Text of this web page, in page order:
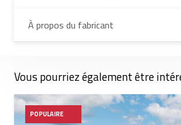
À propos du fabricant
Vous pourriez également être
POPULAIRE